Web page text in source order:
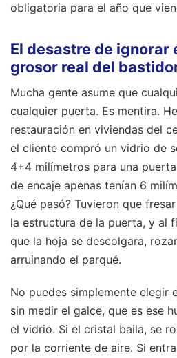
obligatoria para el año que
El desastre de ignorar
grosor real del
Mucha gente asume que
cualquier puerta. Es mentira.
restauración en viviendas del
el cliente compró un vidrio de
4+4 milímetros para una
de encaje apenas tenían 6
¿Qué pasó? Tuvieron que
la estructura de la puerta, y al
que la hoja se descolgara,
arruinando el parqué.
No puedes simplemente elegir
sin medir el galce, que es ese
el vidrio. Si el cristal baila, se
por la corriente de aire. Si